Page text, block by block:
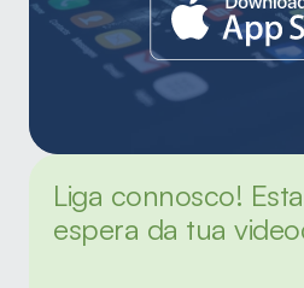
Liga connosco!
espera da tua